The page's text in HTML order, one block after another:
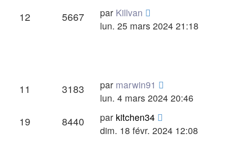
12 Réponses
5667 VuesDernier
message
par Killvan
lun. 25 mars 2024 21:18
11 Réponses
3183 VuesDernier
message
par marwin91
lun. 4 mars 2024 20:46
19 Réponses
8440 VuesDernier
message
par kitchen34
dim. 18 févr. 2024 12:08